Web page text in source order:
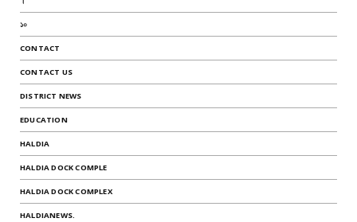
১০
CONTACT
CONTACT US
DISTRICT NEWS
EDUCATION
HALDIA
HALDIA DOCK COMPLE
HALDIA DOCK COMPLEX
HALDIANEWS.